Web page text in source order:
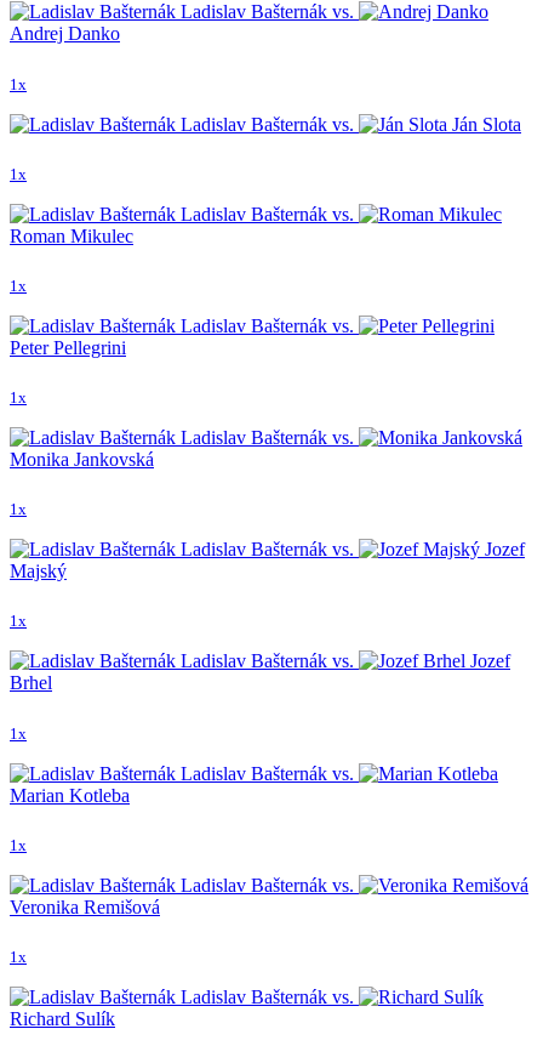
Ladislav Bašternák vs.
Andrej Danko
1x
Ladislav Bašternák vs. Ján Slota
1x
Ladislav Bašternák vs.
Roman Mikulec
1x
Ladislav Bašternák vs.
Peter Pellegrini
1x
Ladislav Bašternák vs.
Monika Jankovská
1x
Ladislav Bašternák vs.
Jozef
Majský
1x
Ladislav Bašternák vs.
Jozef
Brhel
1x
Ladislav Bašternák vs.
Marian Kotleba
1x
Ladislav Bašternák vs.
Veronika Remišová
1x
Ladislav Bašternák vs.
Richard Sulík